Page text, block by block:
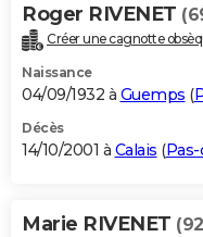
Roger RIVENET
Créer une cagnotte
Naissance
04/09/1932 à Guemps (
Décès
14/10/2001 à Calais (Pas-
Marie RIVENET